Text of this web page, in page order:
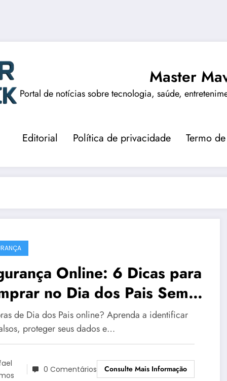
Master
Portal de notícias sobre tecnologia, saúde,
Editorial Política de privacidade Termo
Online: 6 Dicas para
no Dia dos Pais Sem
em Golpes
de Dia dos Pais online? Aprenda a identificar
proteger seus dados e…
0 Comentários Consulte Mais Informação